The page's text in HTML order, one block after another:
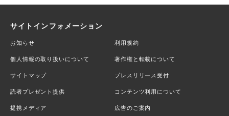
サイトインフォメーション
お知らせ 利用規約
個人情報の取り扱いについて 著作権と転載について
サイトマップ プレスリリース受付
読者プレゼント提供 コンテンツ利用について
提携メディア 広告のご案内